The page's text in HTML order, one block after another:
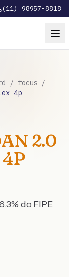
(11) 98957-8818
/ focus /
4p
2.0
do FIPE